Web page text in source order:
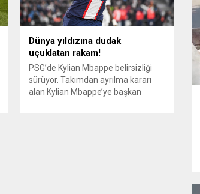
Dünya yıldızına dudak
uçuklatan rakam!
PSG’de Kylian Mbappe belirsizliği
sürüyor. Takımdan ayrılma kararı
alan Kylian Mbappe’ye başkan